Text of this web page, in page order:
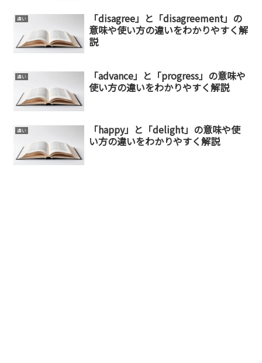
違い
「disagree」と「disagreement」の
意味や使い方の違いをわかりやすく解
説
違い
「advance」と「progress」の意味や
使い方の違いをわかりやすく解説
違い
「happy」と「delight」の意味や使
い方の違いをわかりやすく解説